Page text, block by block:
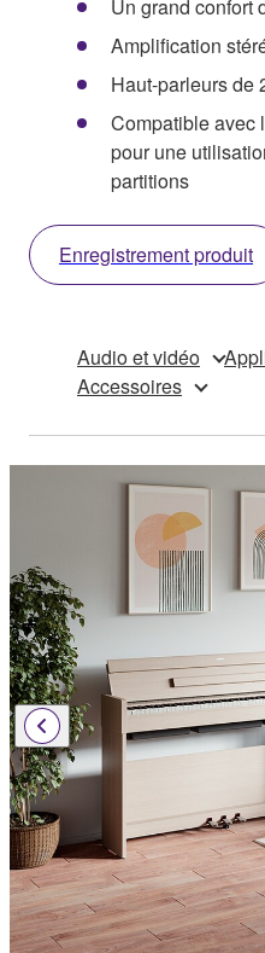
Un grand confort
Amplification
Haut-parleurs de
Compatible avec
pour une
partitions
Enregistrement produit
Audio et vidéo
Accessoires